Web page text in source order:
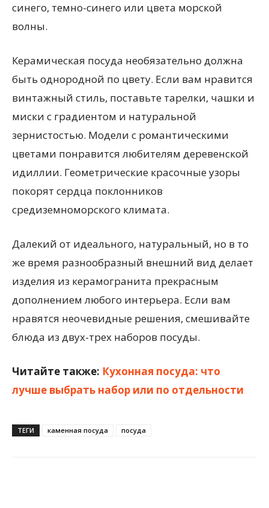
синего, темно-синего или цвета морской
волны.
Керамическая посуда необязательно должна
быть однородной по цвету. Если вам нравится
винтажный стиль, поставьте тарелки, чашки и
миски с градиентом и натуральной
зернистостью. Модели с романтическими
цветами понравится любителям деревенской
идиллии. Геометрические красочные узоры
покорят сердца поклонников
средиземноморского климата.
Далекий от идеального, натуральный, но в то
же время разнообразный внешний вид делает
изделия из керамогранита прекрасным
дополнением любого интерьера. Если вам
нравятся неочевидные решения, смешивайте
блюда из двух-трех наборов посуды.
Читайте также: Кухонная посуда: что
лучше выбрать набор или по отдельности
ТЕГИ каменная посуда посуда